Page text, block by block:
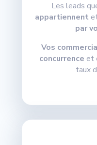
Les leads
appartiennent
par
Vos
concurrence et
taux